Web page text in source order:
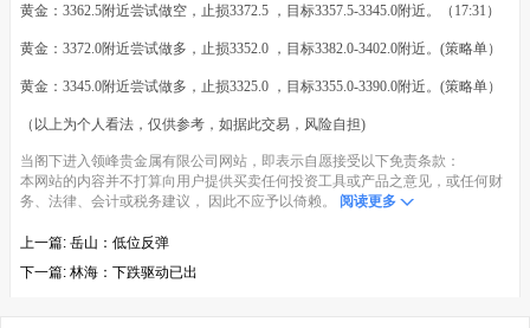
黄金：3362.5附近尝试做空，止损3372.5 ，目标3357.5-3345.0附近。（17:31）
黄金：3372.0附近尝试做多，止损3352.0 ，目标3382.0-3402.0附近。(策略单）
黄金：3345.0附近尝试做多，止损3325.0 ，目标3355.0-3390.0附近。(策略单）
（以上为个人看法，仅供参考，如据此交易，风险自担)
当阁下进入领峰贵金属有限公司网站，即表示自愿接受以下免责条款：
本网站的内容并不打算向用户提供买卖任何投资工具或产品之意见，或任何财
务、法律、会计或税务建议， 因此不应予以倚赖。
阅读更多
上一篇: 岳山：低位反弹
下一篇: 林海：下跌驱动已出